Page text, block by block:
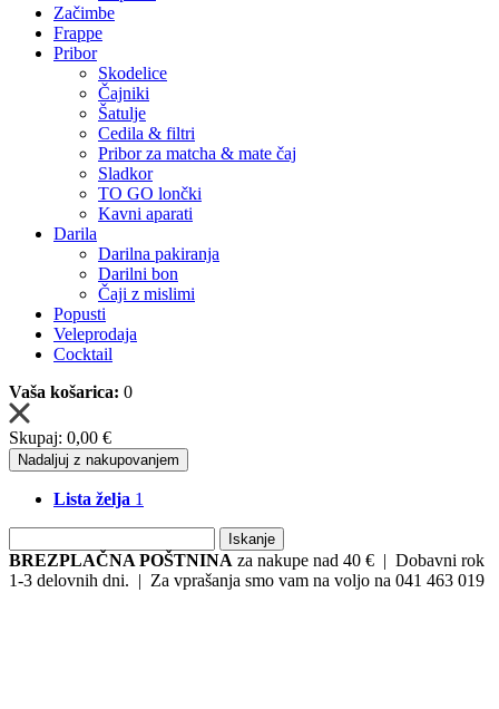
Začimbe
Frappe
Pribor
Skodelice
Čajniki
Šatulje
Cedila & filtri
Pribor za matcha & mate čaj
Sladkor
TO GO lončki
Kavni aparati
Darila
Darilna pakiranja
Darilni bon
Čaji z mislimi
Popusti
Veleprodaja
Cocktail
Vaša košarica: 0
Skupaj: 0,00 €
Nadaljuj z nakupovanjem
Lista želja 1
Iskanje
BREZPLAČNA POŠTNINA za nakupe nad 40 € | Dobavni rok
1-3 delovnih dni. | Za vprašanja smo vam na voljo na 041 463 019